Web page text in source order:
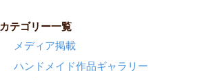
カテゴリー一覧
メディア掲載
ハンドメイド作品ギャラリー